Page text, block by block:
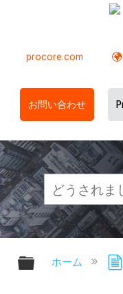
procore.com
お問い合わせ
グローバ
ホーム